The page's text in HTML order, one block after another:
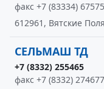
факс +7 (83334)
612961, Вятские
СЕЛЬМАШ ТД
+7 (8332) 255465
факс +7 (8332) 274677